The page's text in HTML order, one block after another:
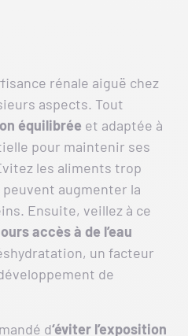
rénale aiguë chez
aspects. Tout
équilibrée et adaptée à
pour maintenir ses
les aliments trop
augmenter la
Ensuite, veillez à ce
accès à de l’eau
un facteur
de
d‘éviter l’exposition